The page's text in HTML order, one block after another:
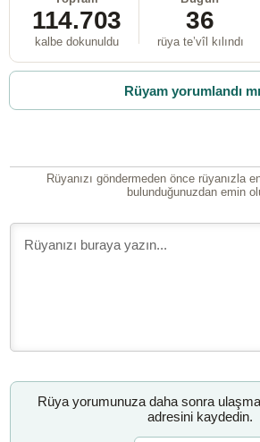
114.703
kalbe dokunuldu
36
rüya te’vîl kılındı
Rüyam yorumlandı
Rüyanızı göndermeden önce rüyanızla
bulunduğunuzdan emin
Rüya yorumunuza daha sonra
adresini kaydedin.